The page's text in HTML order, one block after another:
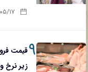
۱۴۰۵/
۹قیمت
زیر نرخ